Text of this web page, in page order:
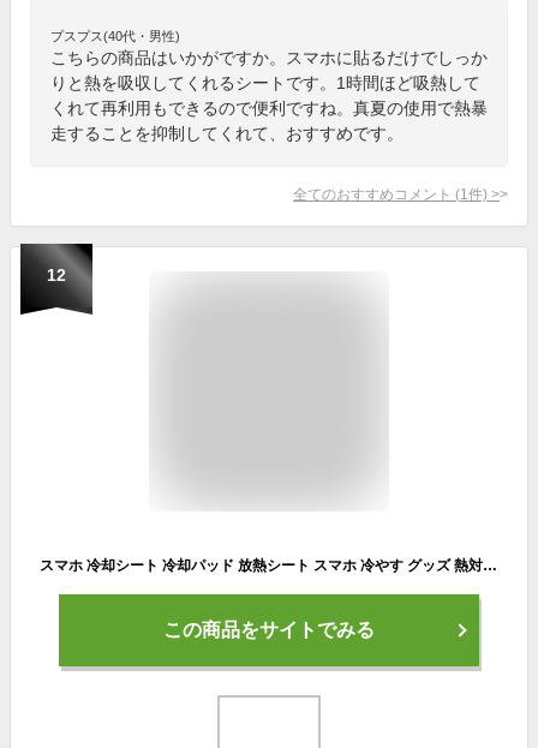
プスプス(40代・男性)
こちらの商品はいかがですか。スマホに貼るだけでしっか
りと熱を吸収してくれるシートです。1時間ほど吸熱して
くれて再利用もできるので便利ですね。真夏の使用で熱暴
走することを抑制してくれて、おすすめです。
全てのおすすめコメント (1 件) >
12
スマホ 冷却シート 冷却パッド 放熱シート スマホ 冷やす グッズ 熱対策 PCM素材 マグネット 薄型 物理冷却 携帯 110*60mm
この商品をサイトでみる